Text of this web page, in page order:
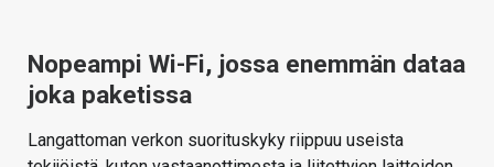
Nopeampi Wi-Fi, jossa enemmän dataa
joka paketissa
Langattoman verkon suorituskyky riippuu useista